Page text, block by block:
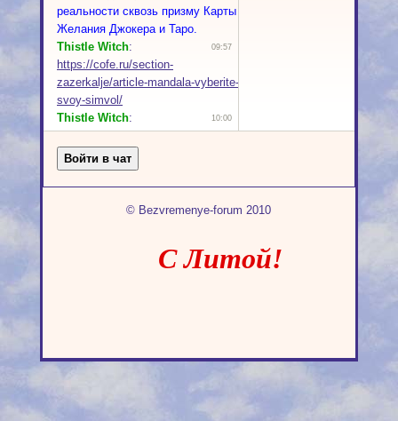
© Bezvremenye-forum 2010
С Литой!